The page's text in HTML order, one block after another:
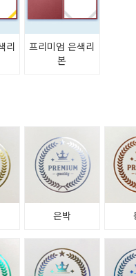
리
프리미엄 은색리
본
은박